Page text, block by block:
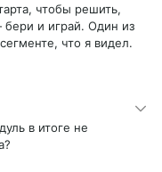
чтобы решить,
и играй. Один из
что я видел.
в итоге не